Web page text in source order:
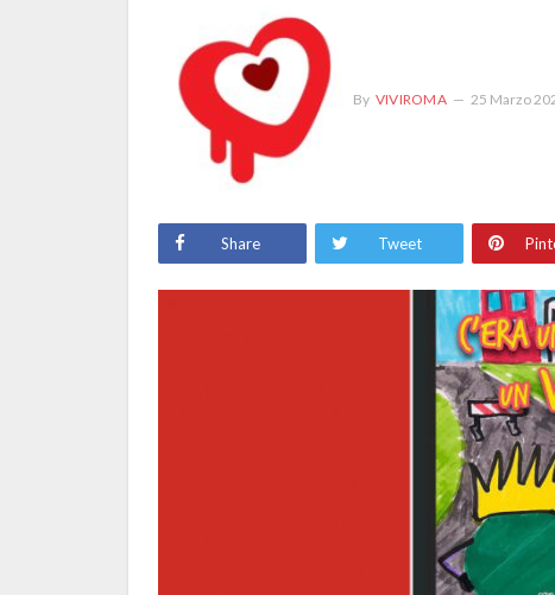
By VIVIROMA 25 Marzo
Share Tweet